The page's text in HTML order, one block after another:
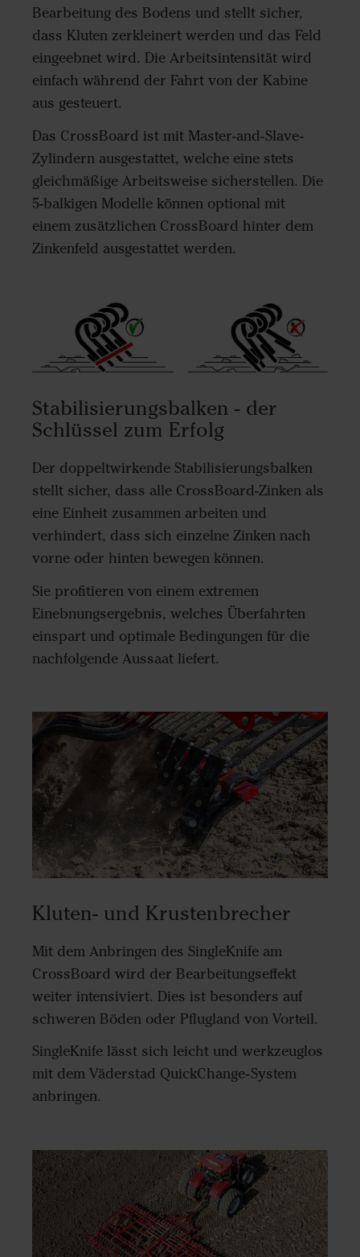
Bearbeitung des Bodens und stellt sicher,
dass Kluten zerkleinert werden und das Feld
eingeebnet wird. Die Arbeitsintensität wird
einfach während der Fahrt von der Kabine
aus gesteuert.
Das CrossBoard ist mit Master-and-Slave-
Zylindern ausgestattet, welche eine stets
gleichmäßige Arbeitsweise sicherstellen. Die
5-balkigen Modelle können optional mit
einem zusätzlichen CrossBoard hinter dem
Zinkenfeld ausgestattet werden.
Stabilisierungsbalken - der
Schlüssel zum Erfolg
Der doppeltwirkende Stabilisierungsbalken
stellt sicher, dass alle CrossBoard-Zinken als
eine Einheit zusammen arbeiten und
verhindert, dass sich einzelne Zinken nach
vorne oder hinten bewegen können.
Sie profitieren von einem extremen
Einebnungsergebnis, welches Überfahrten
einspart und optimale Bedingungen für die
nachfolgende Aussaat liefert.
Kluten- und Krustenbrecher
Mit dem Anbringen des SingleKnife am
CrossBoard wird der Bearbeitungseffekt
weiter intensiviert. Dies ist besonders auf
schweren Böden oder Pflugland von Vorteil.
SingleKnife lässt sich leicht und werkzeuglos
mit dem Väderstad QuickChange-System
anbringen.